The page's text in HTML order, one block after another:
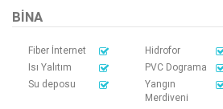
BINA
Fiber İnternet
Hidrofor
Isı Yalıtım
PVC Dograma
Su deposu
Yangın
Merdiveni